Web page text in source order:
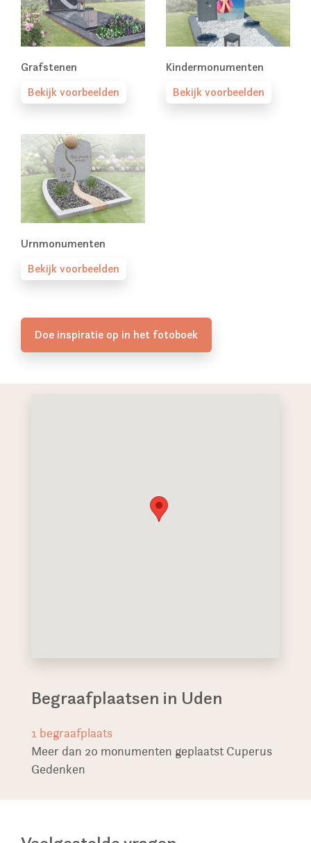
Grafstenen
Bekijk voorbeelden
Kindermonumenten
Bekijk voorbeelden
Urnmonumenten
Bekijk voorbeelden
Doe inspiratie op in het fotoboek
Begraafplaatsen in Uden
1 begraafplaats
Meer dan 20 monumenten geplaatst Cuperus
Gedenken